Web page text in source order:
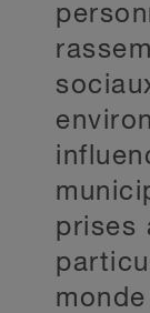
Contact
Restez au
prises